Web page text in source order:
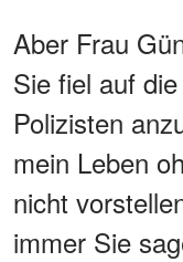
Aber Frau
Sie fiel auf
Polizisten
mein Leben
nicht
immer Sie